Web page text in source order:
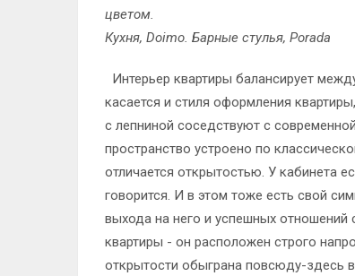
цветом.
Кухня, Doimo. Барные стулья, Porada
Интерьер квартиры балансирует
касается и стиля оформления
с лепниной соседствуют с
пространство устроено по
отличается открытостью. У кабинета
говорится. И в этом тоже есть свой
выхода на него и успешных отношений
квартиры - он расположен строго
открытости обыграна повсюду-здесь